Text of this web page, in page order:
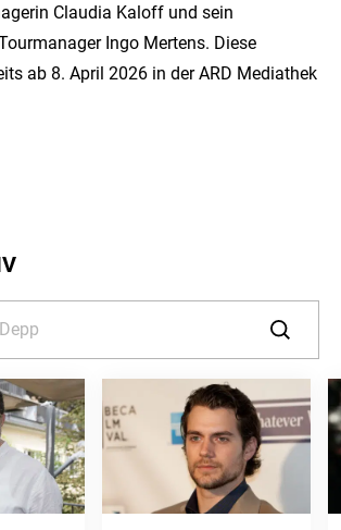
Claudia Kaloff und sein
Ingo Mertens. Diese
ab 8. April 2026 in der ARD Mediathek